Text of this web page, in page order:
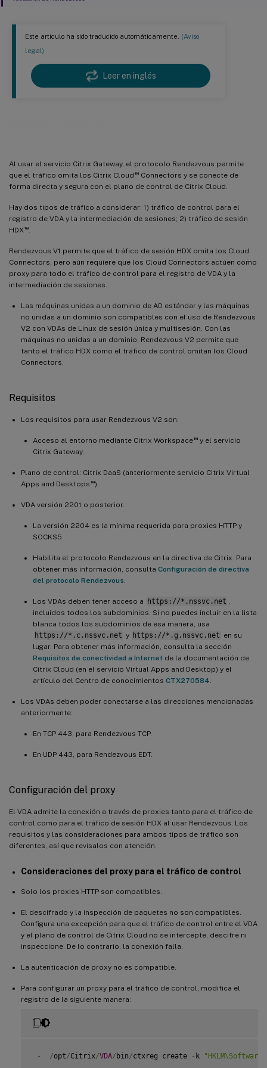
Este artículo ha sido traducido automáticamente. (Aviso
legal)
Leer en inglés
Al usar el servicio Citrix Gateway, el protocolo Rendezvous permite
que el tráfico omita los Citrix Cloud ™Connectors y se conecte de
forma directa y segura con el plano de control de Citrix Cloud.
Hay dos tipos de tráfico a considerar: 1) tráfico de control para el
registro de VDA y la intermediación de sesiones; 2) tráfico de sesión
HDX ™.
Rendezvous V1 permite que el tráfico de sesión HDX omita los Cloud
Connectors, pero aún requiere que los Cloud Connectors actúen como
proxy para todo el tráfico de control para el registro de VDA y la
intermediación de sesiones.
Las máquinas unidas a un dominio de AD estándar y las máquinas
no unidas a un dominio son compatibles con el uso de Rendezvous
V2 con VDAs de Linux de sesión única y multisesión. Con las
máquinas no unidas a un dominio, Rendezvous V2 permite que
tanto el tráfico HDX como el tráfico de control omitan los Cloud
Connectors.
Requisitos
Los requisitos para usar Rendezvous V2 son:
Acceso al entorno mediante Citrix Workspace™y el servicio
Citrix Gateway.
Plano de control: Citrix DaaS (anteriormente servicio Citrix Virtual
Apps and Desktops ™).
VDA versión 2201 o posterior.
La versión 2204 es la mínima requerida para proxies HTTP y
SOCKS5.
Habilita el protocolo Rendezvous en la directiva de Citrix. Para
obtener más información, consulta Configuración de directiva
del protocolo Rendezvous
Los VDAs deben tener acceso a https://*.nssvc.net
incluidos todos los subdominios. Si no puedes incluir en la lista
blanca todos los subdominios de esa manera, usa
https://*.c.nssvc.net y https://*.g.nssvc.net en su
lugar. Para obtener más información, consulta la sección
Requisitos de conectividad a Internet de la documentación de
Citrix Cloud (en el servicio Virtual Apps and Desktop) y el
artículo del Centro de conocimientos CTX270584
Los VDAs deben poder conectarse a las direcciones mencionadas
anteriormente:
En TCP 443, para Rendezvous TCP.
En UDP 443, para Rendezvous EDT.
Configuración del proxy
El VDA admite la conexión a través de proxies tanto para el tráfico de
control como para el tráfico de sesión HDX al usar Rendezvous. Los
requisitos y las consideraciones para ambos tipos de tráfico son
diferentes, así que revísalos con atención.
Consideraciones del proxy para el tráfico de control
Solo los proxies HTTP son compatibles.
El descifrado y la inspección de paquetes no son compatibles.
Configura una excepción para que el tráfico de control entre el VDA
y el plano de control de Citrix Cloud no se intercepte, descifre ni
inspeccione. De lo contrario, la conexión falla.
La autenticación de proxy no es compatible.
Para configurar un proxy para el tráfico de control, modifica el
registro de la siguiente manera:
- /opt/Citrix/VDA/ bin/ctxreg create - k